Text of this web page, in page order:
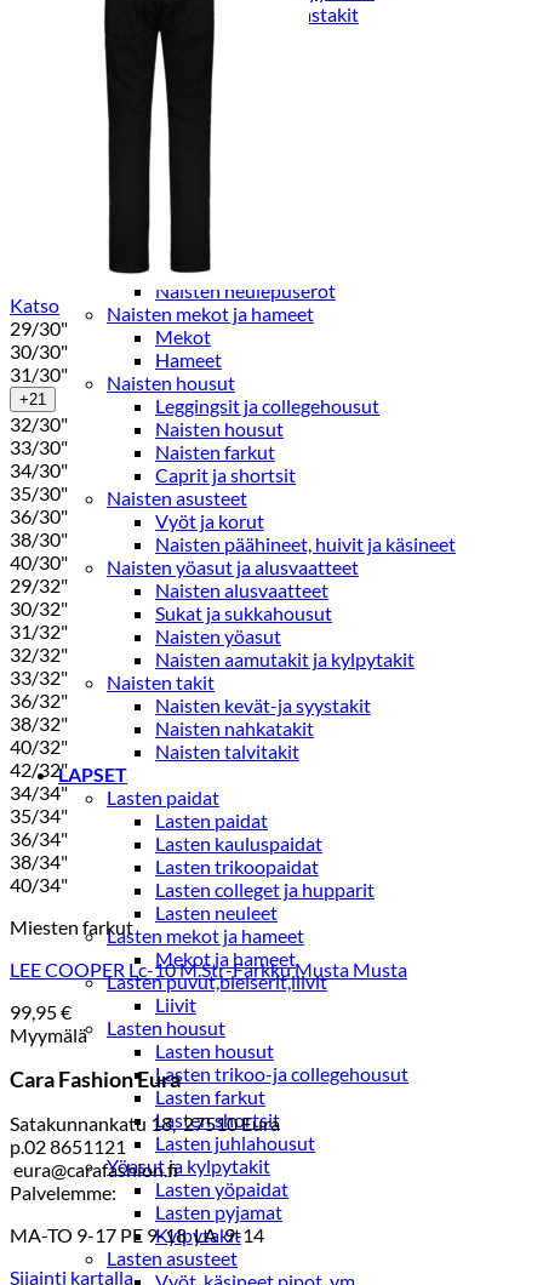
Miesten villakangastakit
Miesten talvitakit
NAISET
Naisten paidat
Naisten colleget
Paidat, tunikat ja jakut
Trikoopaidat
Naisten puserot
Tunikat
Jakut ja liivit
Naisten neuleet
Naisten neuletakit
Naisten neulepuserot
Naisten mekot ja hameet
Mekot
Hameet
Naisten housut
Leggingsit ja collegehousut
Naisten housut
Naisten farkut
Caprit ja shortsit
Naisten asusteet
Vyöt ja korut
Naisten päähineet, huivit ja käsineet
Naisten yöasut ja alusvaatteet
Naisten alusvaatteet
Sukat ja sukkahousut
Naisten yöasut
Naisten aamutakit ja kylpytakit
Naisten takit
Naisten kevät-ja syystakit
Naisten nahkatakit
Naisten talvitakit
LAPSET
Lasten paidat
Lasten paidat
Lasten kauluspaidat
Lasten trikoopaidat
Lasten colleget ja hupparit
Lasten neuleet
Lasten mekot ja hameet
Mekot ja hameet
Lasten puvut,bleiserit,liivit
Liivit
Lasten housut
Lasten housut
Lasten trikoo-ja collegehousut
Lasten farkut
Lasten shortsit
Lasten juhlahousut
Yöasut ja kylpytakit
Lasten yöpaidat
Lasten pyjamat
Kylpytakit
Lasten asusteet
Katso
29/30"
30/30"
31/30"
+21
32/30"
33/30"
34/30"
35/30"
36/30"
38/30"
40/30"
29/32"
30/32"
31/32"
32/32"
33/32"
36/32"
38/32"
40/32"
42/32"
34/34"
35/34"
36/34"
38/34"
40/34"
Miesten farkut
LEE COOPER Lc-10 M.Str-Farkku Musta Musta
99,95€
Myymälä
Cara Fashion Eura
Satakunnankatu 18, 27510 Eura
p.02 8651121
eura@carafashion.fi
Palvelemme:
MA-TO 9-17 PE 9-18 LA 9-14
Sijainti kartalla